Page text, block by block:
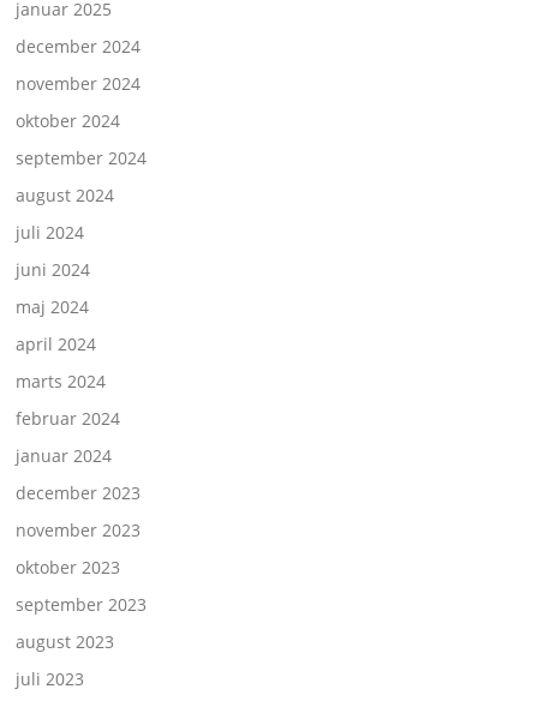
januar 2025
december 2024
november 2024
oktober 2024
september 2024
august 2024
juli 2024
juni 2024
maj 2024
april 2024
marts 2024
februar 2024
januar 2024
december 2023
november 2023
oktober 2023
september 2023
august 2023
juli 2023